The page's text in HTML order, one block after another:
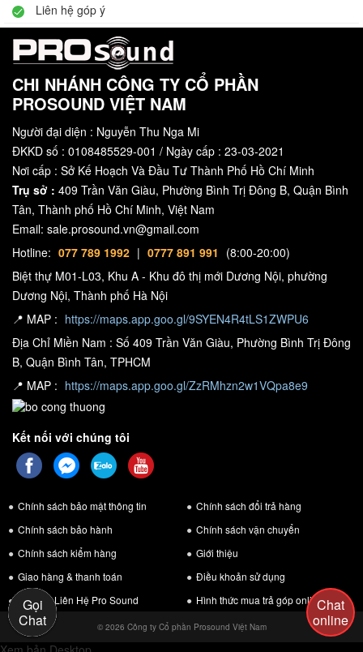
Liên hệ góp ý
CHI NHÁNH CÔNG TY CỔ PHẦN
PROSOUND VIỆT NAM
Người đại diện : Nguyễn Thu Nga Mi
ĐKKD số : 0108485529-001 / Ngày cấp : 23-03-2021
Nơi cấp : Sở Kế Hoạch Và Đầu Tư Thành Phố Hồ Chí Minh
Trụ sở : 409 Trần Văn Giàu, Phường Bình Trị Đông B, Quận Bình
Tân, Thành phố Hồ Chí Minh, Việt Nam
Email: sale.prosound.vn@gmail.com
Hotline: 077 789 1992 | 0777 891 991 (8:00-20:00)
Biệt thự M01-L03, Khu A - Khu đô thị mới Dương Nội, phường
Dương Nội, Thành phố Hà Nội
📍 MAP : https://maps.app.goo.gl/9SYEN4R4tLS1ZWPU6
Địa Chỉ Miền Nam : Số 409 Trần Văn Giàu, Phường Bình Trị Đông
B, Quận Bình Tân, TPHCM
📍 MAP : https://maps.app.goo.gl/ZzRMhzn2w1VQpa8e9
Kết nối với chúng tôi
Chính sách bảo mật thông tin
Chính sách đổi trả hàng
Chính sách bảo hành
Chính sách vận chuyển
Chính sách kiểm hàng
Giới thiệu
Giao hàng & thanh toán
Điều khoản sử dụng
Chi Tiết Liên Hệ Pro Sound
Hình thức mua trả góp online
© 2026 Công ty Cổ phần Prosound Việt Nam
Gọi
Chat
Chat
online